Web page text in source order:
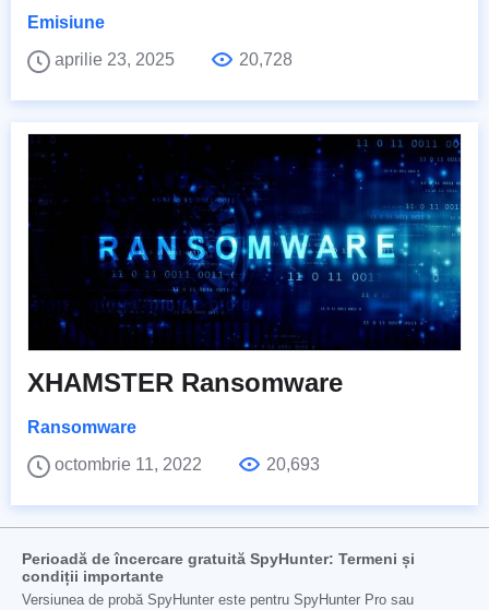
Emisiune
aprilie 23, 2025
20,728
XHAMSTER Ransomware
Ransomware
octombrie 11, 2022
20,693
Perioadă de încercare gratuită SpyHunter: Termeni și
condiții importante
Versiunea de probă SpyHunter este pentru SpyHunter Pro sau